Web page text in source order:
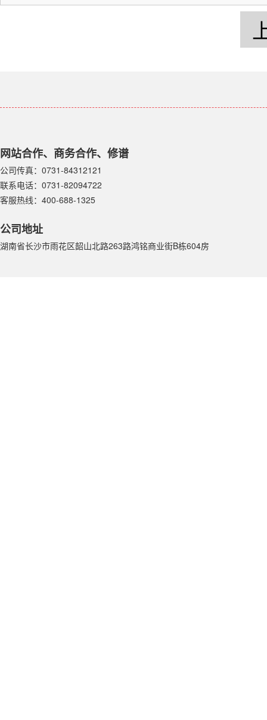
网站合作、商务合作、修谱
公司传真：0731-84312121
联系电话：0731-82094722
客服热线：400-688-1325
公司地址
湖南省长沙市雨花区韶山北路263路鸿铭商业街B栋604房